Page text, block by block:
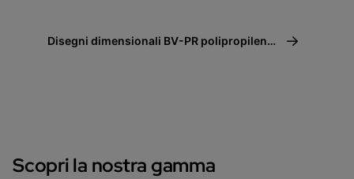
Disegni dimensionali BV-PR polipropilene
Scopri la nostra gamma